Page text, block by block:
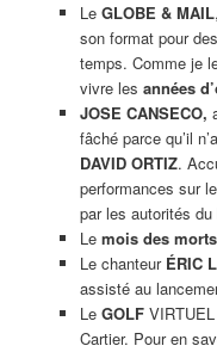
Le GLOBE & MAIL
son format pour
temps. Comme je
vivre les années
JOSE CANSECO,
fâché parce qu’il
DAVID ORTIZ.
performances sur
par les autorités du
Le mois des morts
Le chanteur ÉRIC
assisté au
Le GOLF
Cartier. Pour en